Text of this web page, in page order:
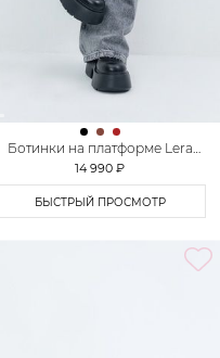
Ботинки на платформе Lera
Nena Unreal
14 990 ₽
БЫСТРЫЙ ПРОСМОТР